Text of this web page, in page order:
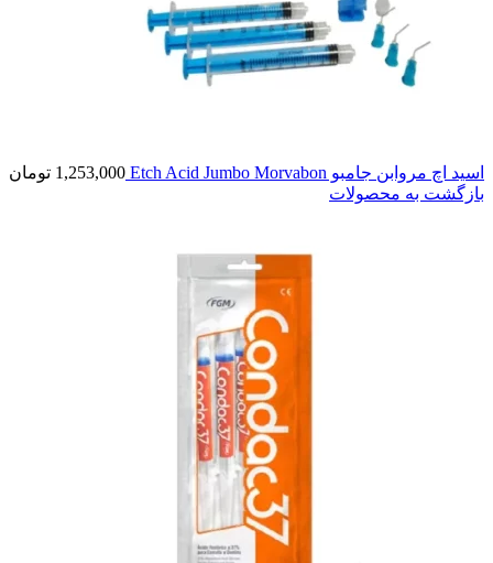
اسید اچ مروابن جامبو Etch Acid Jumbo Morvabon 1,253,000 تومان
بازگشت به محصولات